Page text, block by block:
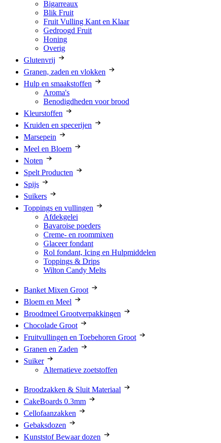
Bigarreaux
Blik Fruit
Fruit Vulling Kant en Klaar
Gedroogd Fruit
Honing
Overig
Glutenvrij
Granen, zaden en vlokken
Hulp en smaakstoffen
Aroma's
Benodigdheden voor brood
Kleurstoffen
Kruiden en specerijen
Marsepein
Meel en Bloem
Noten
Spelt Producten
Spijs
Suikers
Toppings en vullingen
Afdekgelei
Bavaroise poeders
Creme- en roommixen
Glaceer fondant
Rol fondant, Icing en Hulpmiddelen
Toppings & Drips
Wilton Candy Melts
Banket Mixen Groot
Bloem en Meel
Broodmeel Grootverpakkingen
Chocolade Groot
Fruitvullingen en Toebehoren Groot
Granen en Zaden
Suiker
Alternatieve zoetstoffen
Broodzakken & Sluit Materiaal
CakeBoards 0.3mm
Cellofaanzakken
Gebaksdozen
Kunststof Bewaar dozen